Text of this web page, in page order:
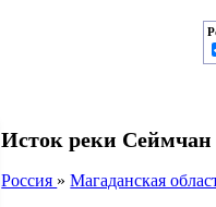
Исток реки Сеймчан
Россия »Магаданская